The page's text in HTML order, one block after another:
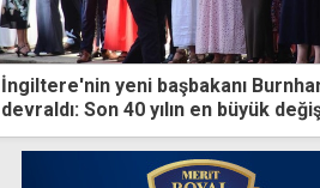
İngiltere'nin yeni başbakanı
devraldı: Son 40 yılın en büyük
hayata geçireceğiz